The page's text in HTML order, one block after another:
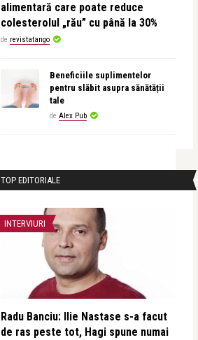
alimentară care poate reduce
colesterolul „rău” cu până la 30%
de revistatango
Beneficiile suplimentelor
pentru slăbit asupra sănătății
tale
de Alex Pub
TOP EDITORIALE
INTERVIURI
Radu Banciu: Ilie Nastase s-a facut
de ras peste tot, Hagi spune numai